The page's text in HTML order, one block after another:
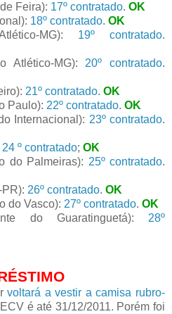
Feira): 17º contratado. OK
18º contratado. OK
MG): 19º contratado.
Atlético-MG): 20º contratado.
21º contratado. OK
Paulo): 22º contratado. OK
Internacional): 23º contratado.
24 º contratado; OK
do Palmeiras): 25º contratado.
26º contratado. OK
do Vasco): 27º contratado. OK
do Guaratinguetá): 28º
voltará a vestir a camisa rubro-
é até 31/12/2011. Porém foi